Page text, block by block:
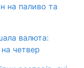
на паливо та
валюта:
четвер